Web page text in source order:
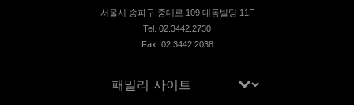
서울시 송파구 중대로 109 대동빌딩 11F
Tel. 02.3442.2730
Fax. 02.3442.2038